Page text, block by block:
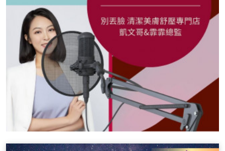
持，更重視規範、社會道德倫理，也期許自己能成為眾人
的榜樣！ 7.戀人｜對應雙子座 戀愛的感覺真好，因為戀
愛是最單純喜悅與浪漫感，更期待是受到眾人祝福的！
8.戰車｜對應巨蟹座 戰車就是要衝陣殺敵，所以駕駛者的
目標非常明確，且勇敢的行動，不會輕易退縮！ 9.力量
｜對應獅子座 當你擁有肌肉與肩膀，你就能總是處變不驚
的迎接挑戰，並且這些挑戰部會讓你乏力，反而給你生生
不息的力量泉源！ 10.隱者｜對應處女座 靜靜地等待充
實自我，不到合適的能力等級、合適的機緣，你不會輕易
不出山的，但機會總是錯過就沒有，所以掌握當下吧~
11.命運之輪｜對應木星 人生不如意十有八九，沒有天天
在過年的，所以若不幸已成定局，不如就享受著它，順其
自然吧！ 12.正義｜對應天秤座 天秤座不只是在權衡公
平，更能從中理解萬物真理，在年月累積下，更可以去公
性，減少肌肉緊張，並緩解不適感，那其實拉筋的好處真
的多不勝數，其中包括「緩解肌肉緊張和不適感」拉筋能
夠幫助舒緩緊張的肌肉，特別是對於長時間坐著或站立的
人來說，這一點很重要，再來還能「改善下半身水腫問
題」通過拉筋，我們能夠促進淋巴液的流動，有助於減輕
下半身水腫問題，最後就是大家在意的「調整姿勢和體
態：通過拉筋，我們能夠改善姿勢，減少不正確的身體擺
姿，並減少舒緩關節壓力，以輔助瘦身效果」雖然拉筋不
是瘦身的神奇解決方案，但它有助於增加身體的活動範
圍，提高運動效能，幫助改善體態。 瘦身迷思2｜減重就
能擁有好身材？物理治療告訴你，體態雕塑才是關鍵！
體態雕塑的目標是打造健康的體重，而不是減輕體重，體
態雕塑注重的是塑造身體比例與肌肉狀態，增加肌肉，提
升代謝率，幫助達到健康、均衡的體態，改善身體功能和